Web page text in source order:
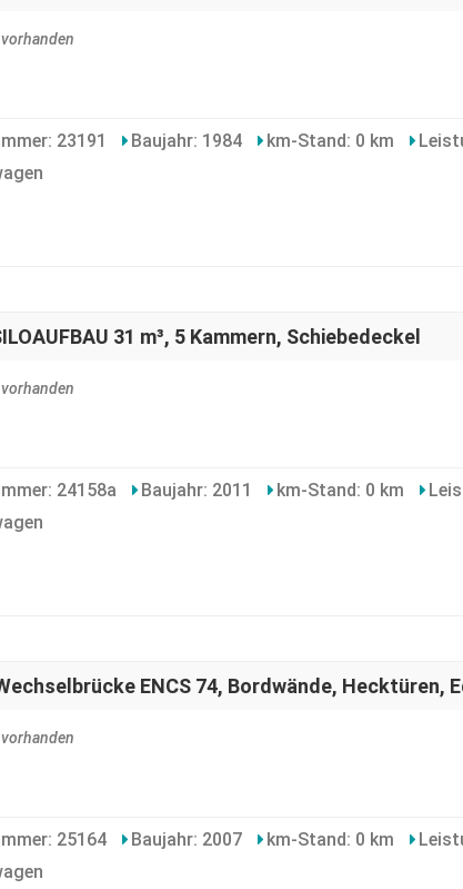
23191 Baujahr: 1984 km-Stand: 0 km
31 m³, 5 Kammern, Schiebedeckel
24158a Baujahr: 2011 km-Stand: 0 km
ENCS 74, Bordwände, Hecktüren,
25164 Baujahr: 2007 km-Stand: 0 km